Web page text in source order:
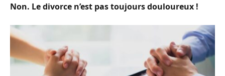
Non. Le divorce n’est pas toujours douloureux !